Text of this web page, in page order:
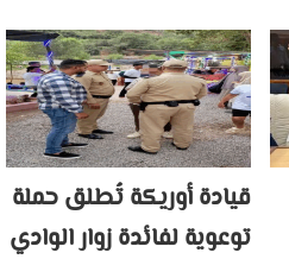
قيادة أوريكة تُطلق حملة
توعوية لفائدة زوار الوادي